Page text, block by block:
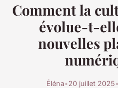
Comment la
évolue-t-
nouvelles
Éléna•20 juillet 2025•